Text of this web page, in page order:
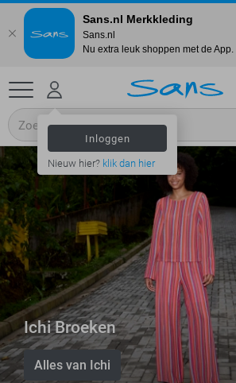
Inloggen
Nieuw hier? klik dan hier
Ichi Broeken
Alles van Ichi
Sans.nl Merkkleding
Sans.nl
Nu extra leuk shoppen met de App.